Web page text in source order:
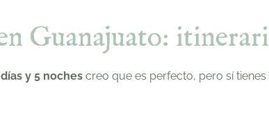
Guanajuato:
y 5 noches creo que es perfecto, pero sí